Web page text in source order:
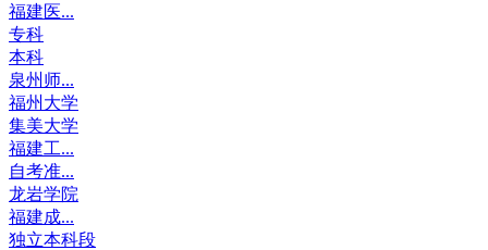
福建医...
专科
本科
泉州师...
福州大学
集美大学
福建工...
自考准...
龙岩学院
福建成...
独立本科段